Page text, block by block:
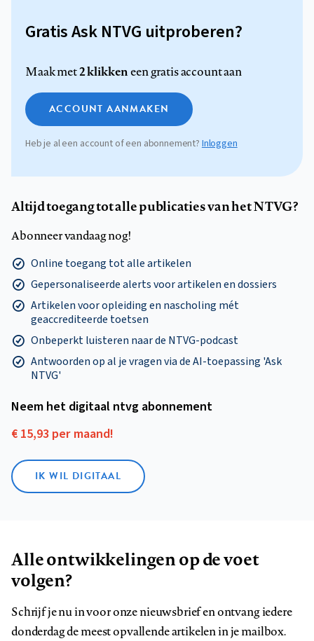
Gratis Ask NTVG uitproberen?
Maak met2 klikkeneen gratis account aan
ACCOUNT AANMAKEN
Heb je al een account of een abonnement? Inloggen
Altijd toegang tot alle publicaties van het NTVG?
Abonneer vandaag nog!
Online toegang tot alle artikelen
Gepersonaliseerde alerts voor artikelen en dossiers
Artikelen voor opleiding en nascholing mét
geaccrediteerde toetsen
Onbeperkt luisteren naar de NTVG-podcast
Antwoorden op al je vragen via de AI-toepassing 'Ask
NTVG'
Neem het digitaal ntvg abonnement
€ 15,93 per maand!
IK WIL DIGITAAL
Alle ontwikkelingen op de voet
volgen?
Schrijf je nu in voor onze nieuwsbrief en ontvang iedere
donderdag de meest opvallende artikelen in je mailbox.